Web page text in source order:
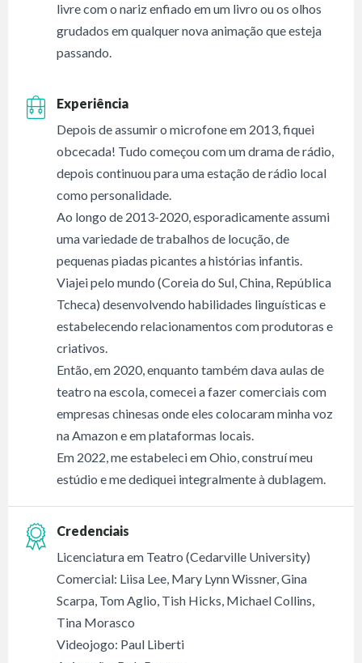
livre com o nariz enfiado em um livro ou os olhos
grudados em qualquer nova animação que esteja
passando.
Experiência
Depois de assumir o microfone em 2013, fiquei
obcecada! Tudo começou com um drama de rádio,
depois continuou para uma estação de rádio local
como personalidade.
Ao longo de 2013-2020, esporadicamente assumi
uma variedade de trabalhos de locução, de
pequenas piadas picantes a histórias infantis.
Viajei pelo mundo (Coreia do Sul, China, República
Tcheca) desenvolvendo habilidades linguísticas e
estabelecendo relacionamentos com produtoras e
criativos.
Então, em 2020, enquanto também dava aulas de
teatro na escola, comecei a fazer comerciais com
empresas chinesas onde eles colocaram minha voz
na Amazon e em plataformas locais.
Em 2022, me estabeleci em Ohio, construí meu
estúdio e me dediquei integralmente à dublagem.
Credenciais
Licenciatura em Teatro (Cedarville University)
Comercial: Liisa Lee, Mary Lynn Wissner, Gina
Scarpa, Tom Aglio, Tish Hicks, Michael Collins,
Tina Morasco
Videojogo: Paul Liberti